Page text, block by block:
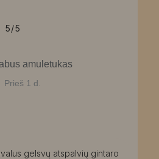
5/5
amuletukas
Prieš 1 d.
gelsvų atspalvių gintaro